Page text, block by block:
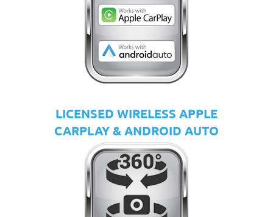
LICENSED WIRELESS APPLE
CARPLAY & ANDROID AUTO